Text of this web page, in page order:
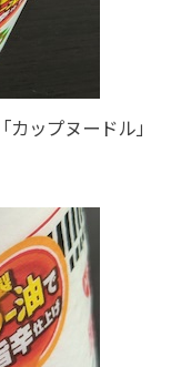
ップヌードル」